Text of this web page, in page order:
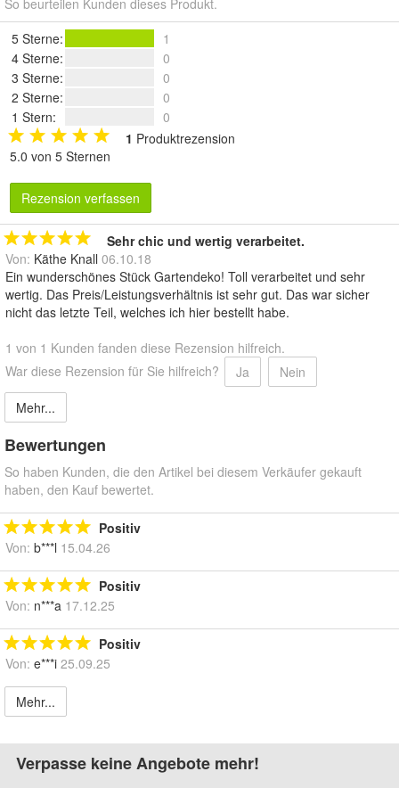
5 Sterne:
1
4 Sterne:
0
3 Sterne:
0
2 Sterne:
0
1 Stern:
0
1 Produktrezension
5.0 von 5 Sternen
Rezension verfassen
Sehr chic und wertig verarbeitet.
Von: Käthe Knall 06.10.18
Ein wunderschönes Stück Gartendeko! Toll verarbeitet und sehr
wertig. Das Preis/Leistungsverhältnis ist sehr gut. Das war sicher
nicht das letzte Teil, welches ich hier bestellt habe.
1 von 1 Kunden fanden diese Rezension hilfreich.
War diese Rezension für Sie hilfreich?
Ja
Nein
Mehr...
Bewertungen
So haben Kunden, die den Artikel bei diesem Verkäufer gekauft
haben, den Kauf bewertet.
Positiv
Von: b***l 15.04.26
Positiv
Von: n***a 17.12.25
Positiv
Von: e***i 25.09.25
Mehr...
Verpasse keine Angebote mehr!